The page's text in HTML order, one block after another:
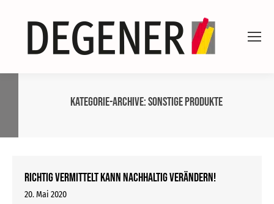
Kategorie-Archive:Sonstige Produkte
Richtig vermittelt kann nachhaltig verändern!
20. Mai 2020